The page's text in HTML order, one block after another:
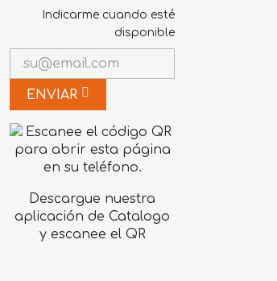
Indicarme cuando esté
disponible
ENVIAR
Descargue nuestra
aplicación de Catalogo
y escanee el QR